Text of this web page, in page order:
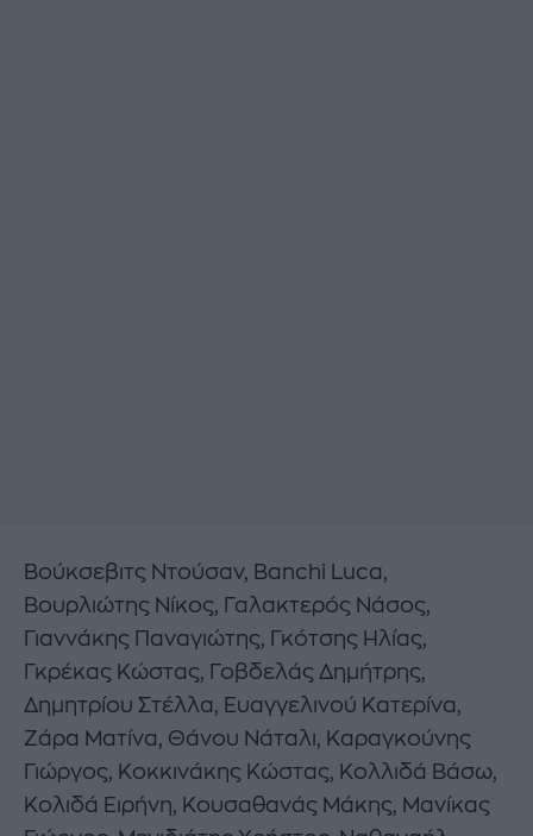
Βούκσεβιτς Ντούσαν, Banchi Luca,
Βουρλιώτης Νίκος, Γαλακτερός Νάσος,
Γιαννάκης Παναγιώτης, Γκότσης Ηλίας,
Γκρέκας Κώστας, Γοβδελάς Δημήτρης,
Δημητρίου Στέλλα, Ευαγγελινού Κατερίνα,
Ζάρα Ματίνα, Θάνου Νάταλι, Καραγκούνης
Γιώργος, Κοκκινάκης Κώστας, Κολλιδά Βάσω,
Κολιδά Ειρήνη, Κουσαθανάς Μάκης, Μανίκας